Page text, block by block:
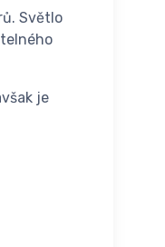
Světlo
je